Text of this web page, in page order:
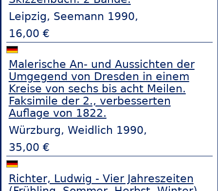
Leipzig, Seemann 1990,
16,00 €
Malerische An- und Aussichten der
Umgegend von Dresden in einem
Kreise von sechs bis acht Meilen.
Faksimile der 2., verbesserten
Auflage von 1822.
Würzburg, Weidlich 1990,
35,00 €
Richter, Ludwig - Vier Jahreszeiten